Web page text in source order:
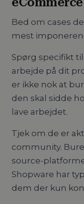
Bed om cases
mest
Spørg specifikt
arbejde på dit
er ikke nok at
den skal sidde
lave arbejdet.
Tjek om de er
community.
source-
Shopware har
dem der kun